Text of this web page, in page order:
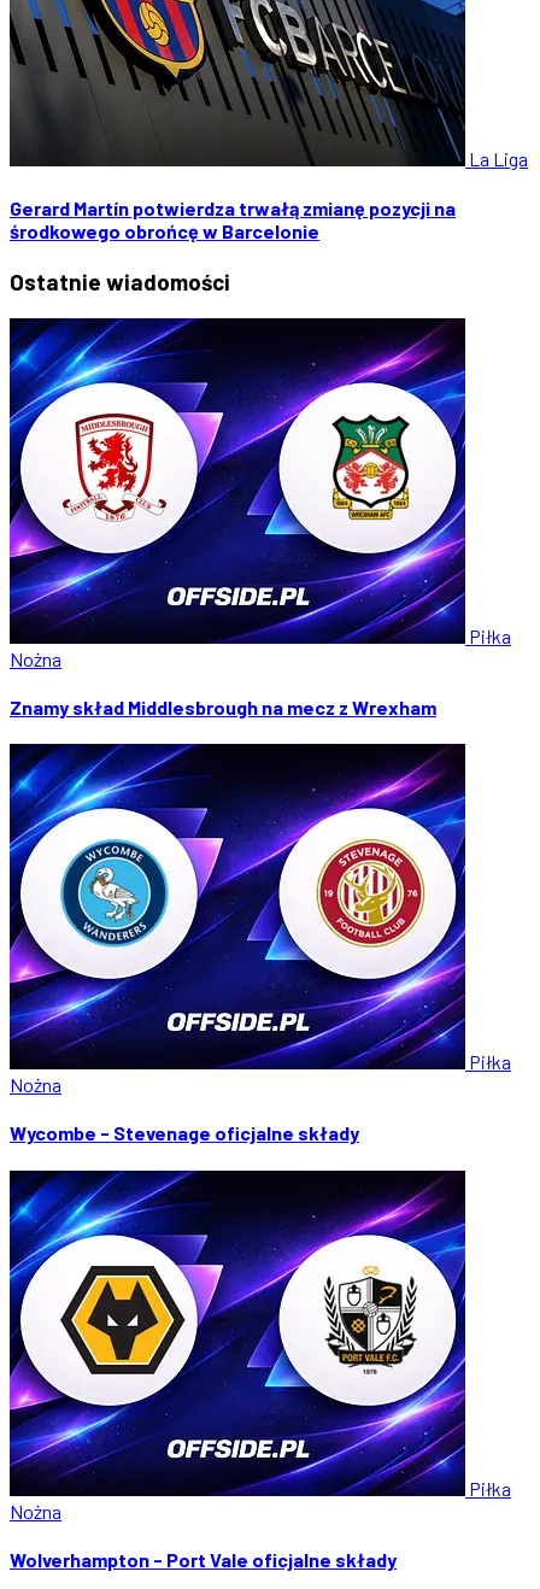
La Liga
Gerard Martín potwierdza trwałą zmianę pozycji na
środkowego obrońcę w Barcelonie
Ostatnie wiadomości
Piłka
Nożna
Znamy skład Middlesbrough na mecz z Wrexham
Piłka
Nożna
Wycombe - Stevenage oficjalne składy
Piłka
Nożna
Wolverhampton - Port Vale oficjalne składy